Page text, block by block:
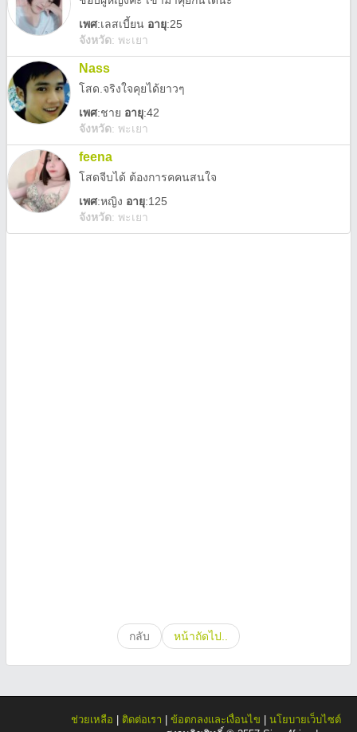
เพศ:เลสเบี้ยน อายุ:25
จังหวัด: พะเยา
Nass
โสด.จริงใจคุยได้ยาวๆ
เพศ:ชาย อายุ:42
จังหวัด: พะเยา
feena
โสดจีบได้ ต้องการคคนสนใจ
เพศ:หญิง อายุ:125
จังหวัด: พะเยา
กลับ หน้าถัดไป..
ช่วยเหลือ ติดต่อเรา ข้อตกลงและเงื่อนไข
นโยบายเว็บไซต์